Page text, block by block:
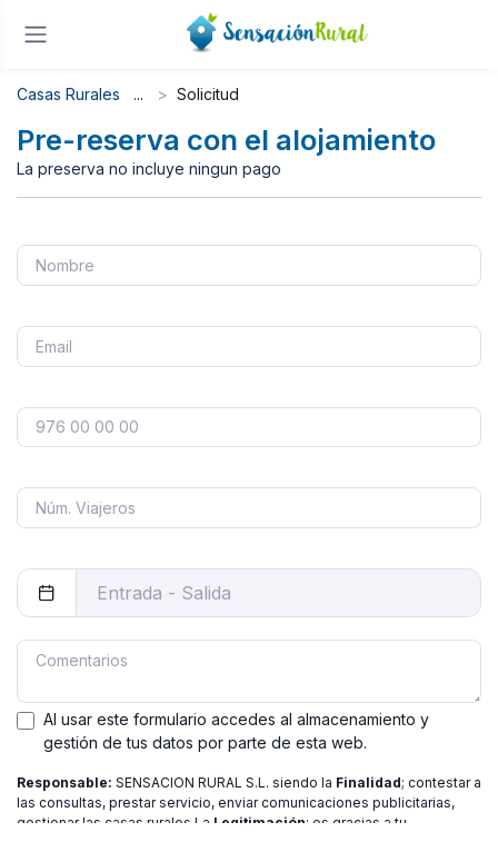
Casas Rurales Solicitud
Pre-reserva con el alojamiento
La preserva no incluye ningun pago
Al usar este formulario accedes al almacenamiento y
gestión de tus datos por parte de esta web.
Responsable: SENSACION RURAL S.L. siendo la Finalidad; contestar a
las consultas, prestar servicio, enviar comunicaciones publicitarias,
gestionar las casas rurales La Legitimación; es gracias a tu